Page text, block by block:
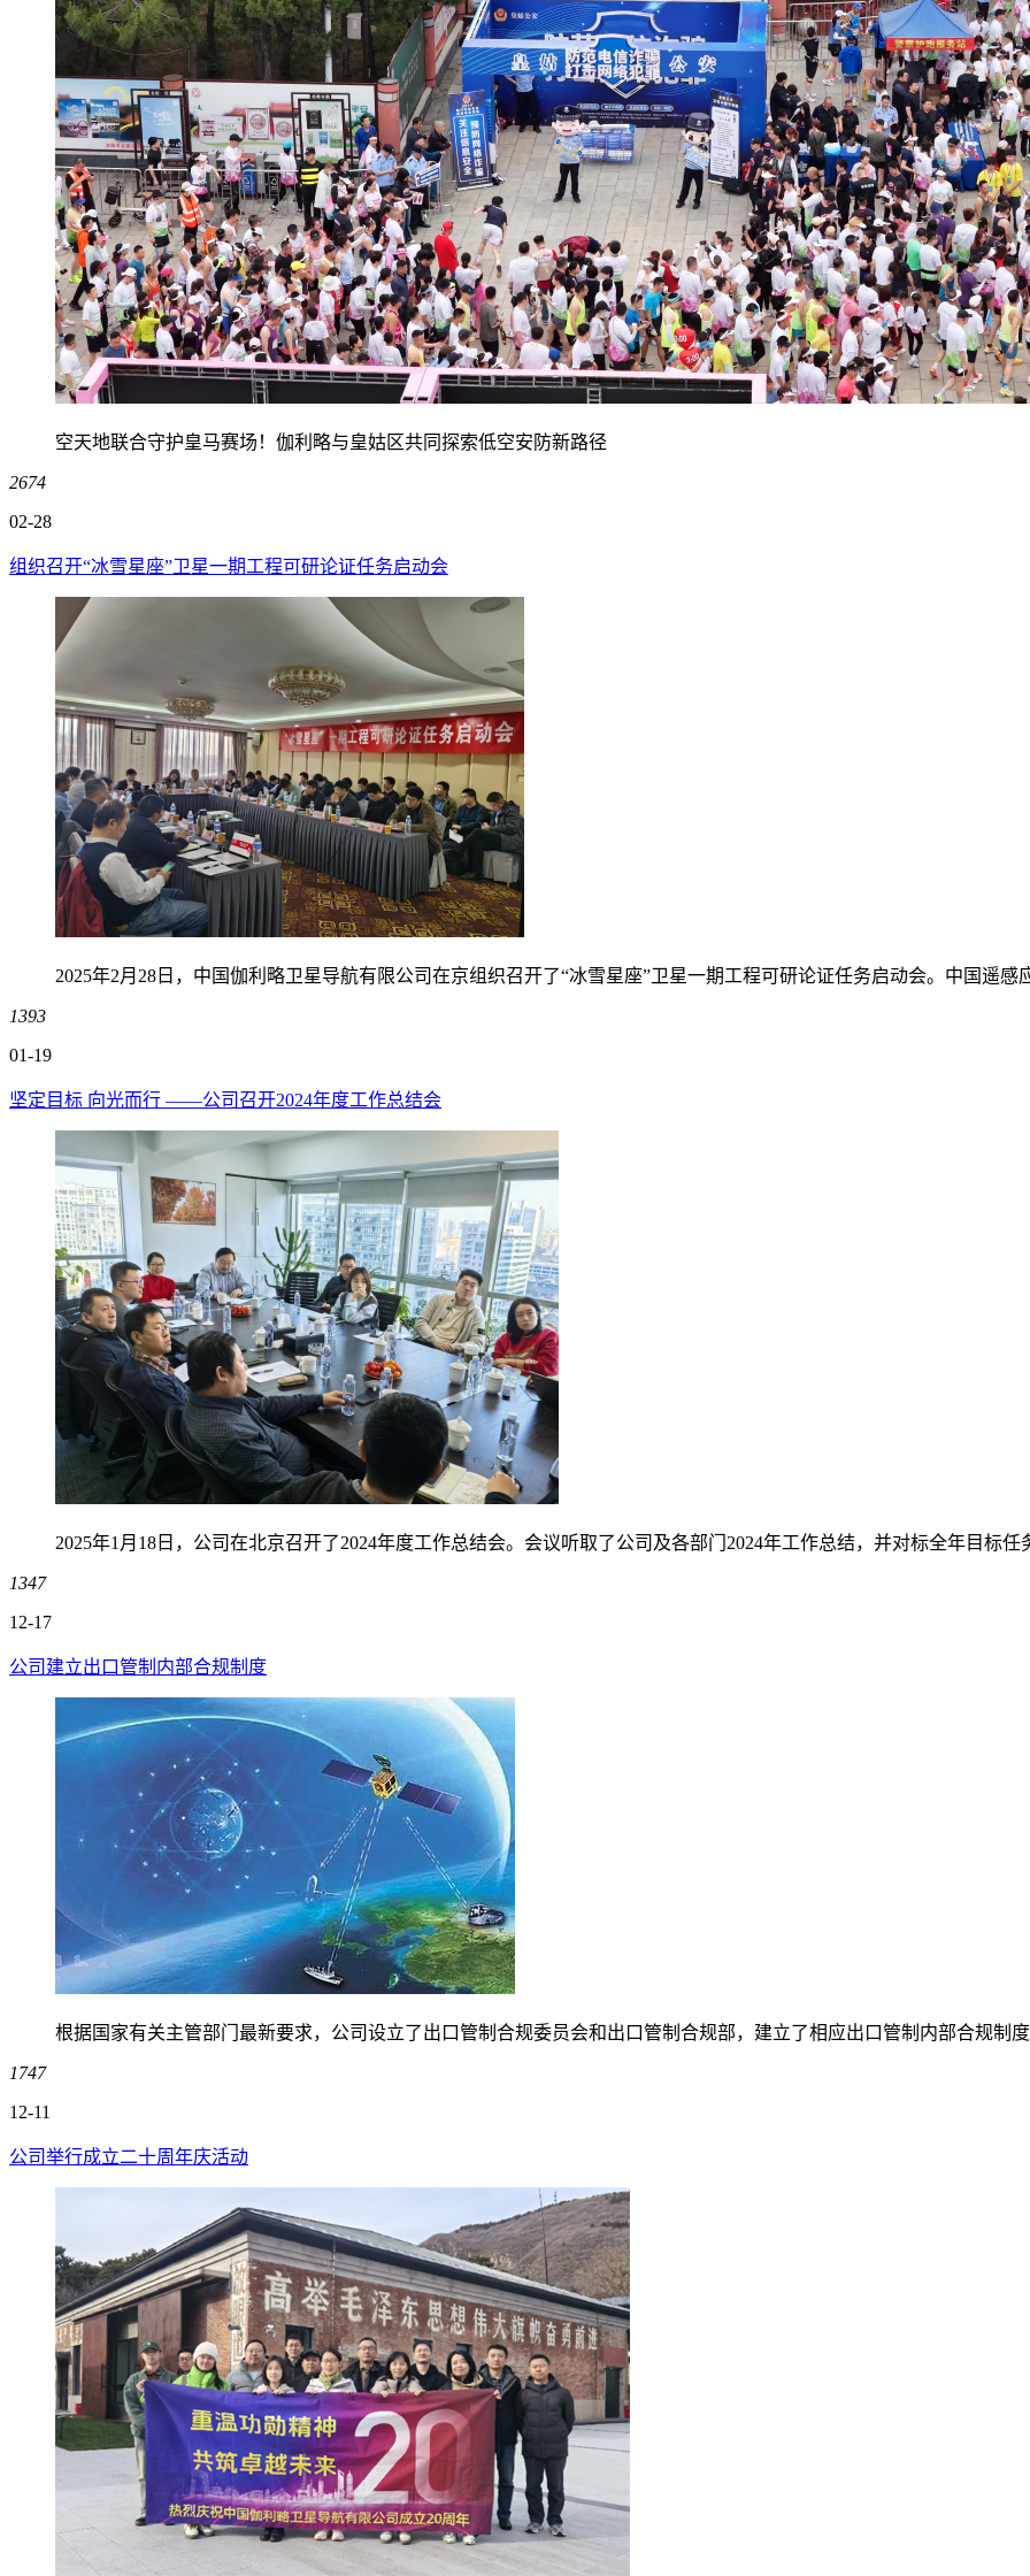
空天地联合守护皇马赛场！伽利略与皇姑区共同探索低空安防新路径
2674
02-28
组织召开“冰雪星座”卫星一期工程可研论证任务启动会
2025年2月28日，中国伽利略卫星导航有限公司在京组织召开了“冰雪星座”卫星一期工程可研论证任务启动会。中国遥
1393
01-19
坚定目标 向光而行 ——公司召开2024年度工作总结会
2025年1月18日，公司在北京召开了2024年度工作总结会。会议听取了公司及各部门2024年工作总结，并对标全年目标
1347
12-17
公司建立出口管制内部合规制度
根据国家有关主管部门最新要求，公司设立了出口管制合规委员会和出口管制合规部，建立了相应出口管制内部合规制
1747
12-11
公司举行成立二十周年庆活动